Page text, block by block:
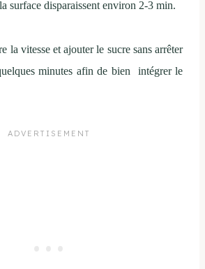
surface disparaissent environ 2-3 min.
la vitesse et ajouter le sucre sans arrêter
minutes afin de bien intégrer le